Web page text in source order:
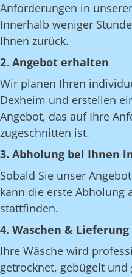
Anforderungen in
Innerhalb weniger
Ihnen zurück.
2. Angebot erhalten
Wir planen Ihren
Dexheim und erstellen
Angebot, das auf Ihre
zugeschnitten ist.
3. Abholung bei Ihnen
Sobald Sie unser
kann die erste Abholung
stattfinden.
4. Waschen & Lieferung
Ihre Wäsche wird
getrocknet, gebügelt und